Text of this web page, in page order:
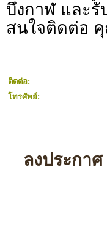
บึงกาฬ และ
สนใจติดต่อ คุ
ติดต่อ:
โทรศัพย์:
ลงประกาศ